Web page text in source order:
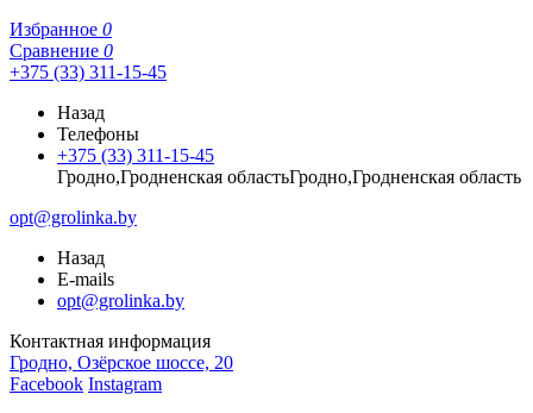
Избранное 0
Сравнение 0
+375 (33) 311-15-45
Назад
Телефоны
+375 (33) 311-15-45
Гродно,Гродненская областьГродно,Гродненская область
opt@grolinka.by
Назад
E-mails
opt@grolinka.by
Контактная информация
Гродно, Озёрское шоссе, 20
Facebook Instagram